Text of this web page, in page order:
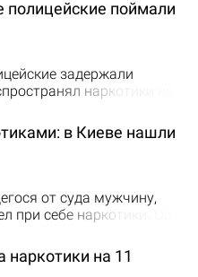
карманах брюк
передали
поймали
задержали
наркотики на
установили, что
наркотики
квартире. Во время
пакетика и
солями PVP и сверток…
в Киеве нашли
от суда мужчину,
при себе наркотики. Об
патрульные
водителя автомобиля
наркотики на 11